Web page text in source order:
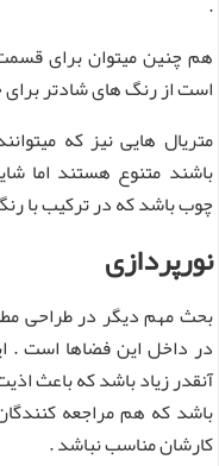
هم چنین میتوان برای
است از رنگ های شادتر
متریال هایی نیز که
باشند متنوع هستند اما
چوب باشد که در ترکیب با
نورپردازی
بحث مهم دیگر در طراحی
در داخل این فضاها است .
آنقدر زیاد باشد که باعث
باشد که هم مراجعه
کارشان مناسب نباشد .